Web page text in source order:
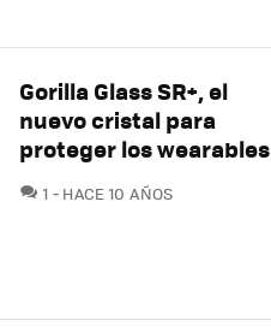
Gorilla Glass SR+, el
nuevo cristal para
proteger los wearables
1 COMENTARIOS
HACE 10 AÑOS